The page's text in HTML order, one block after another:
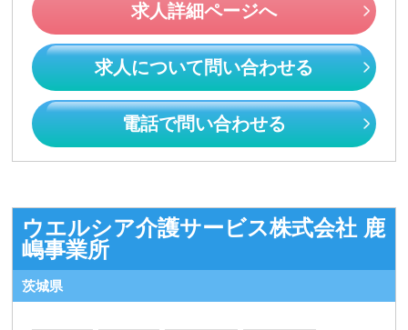
求人詳細ページへ
求人について問い合わせる
電話で問い合わせる
ウエルシア介護サービス株式会社 鹿
嶋事業所
茨城県